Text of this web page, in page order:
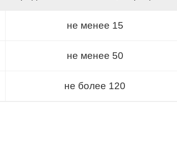
не менее 15
не менее 50
не более 120